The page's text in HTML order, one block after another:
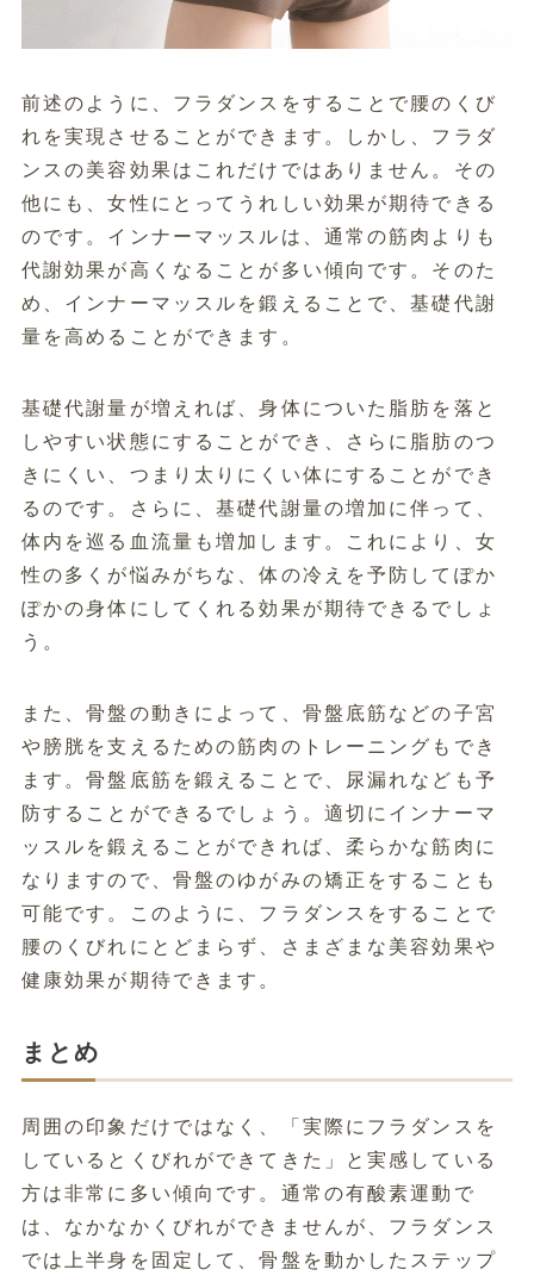
前述のように、フラダンスをすることで腰のくび
れを実現させることができます。しかし、フラダ
ンスの美容効果はこれだけではありません。その
他にも、女性にとってうれしい効果が期待できる
のです。インナーマッスルは、通常の筋肉よりも
代謝効果が高くなることが多い傾向です。そのた
め、インナーマッスルを鍛えることで、基礎代謝
量を高めることができます。
基礎代謝量が増えれば、身体についた脂肪を落と
しやすい状態にすることができ、さらに脂肪のつ
きにくい、つまり太りにくい体にすることができ
るのです。さらに、基礎代謝量の増加に伴って、
体内を巡る血流量も増加します。これにより、女
性の多くが悩みがちな、体の冷えを予防してぽか
ぽかの身体にしてくれる効果が期待できるでしょ
う。
また、骨盤の動きによって、骨盤底筋などの子宮
や膀胱を支えるための筋肉のトレーニングもでき
ます。骨盤底筋を鍛えることで、尿漏れなども予
防することができるでしょう。適切にインナーマ
ッスルを鍛えることができれば、柔らかな筋肉に
なりますので、骨盤のゆがみの矯正をすることも
可能です。このように、フラダンスをすることで
腰のくびれにとどまらず、さまざまな美容効果や
健康効果が期待できます。
まとめ
周囲の印象だけではなく、「実際にフラダンスを
しているとくびれができてきた」と実感している
方は非常に多い傾向です。通常の有酸素運動で
は、なかなかくびれができませんが、フラダンス
では上半身を固定して、骨盤を動かしたステップ